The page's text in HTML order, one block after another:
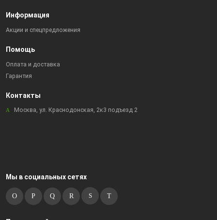
Информация
Акции и спецпредложения
Помощь
Оплата и доставка
Гарантия
Контакты
Москва, ул. Краснодонская, 2к3 подъезд 2
Мы в социальных сетях